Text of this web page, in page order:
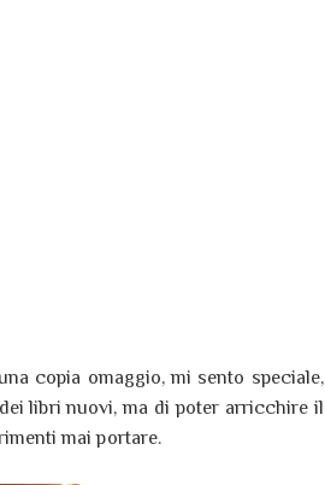
copia omaggio, mi sento speciale,
libri nuovi, ma di poter arricchire il
mai portare.